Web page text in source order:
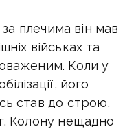
плечима він мав
військах та
Коли у
його
став до строю,
Колону нещадно